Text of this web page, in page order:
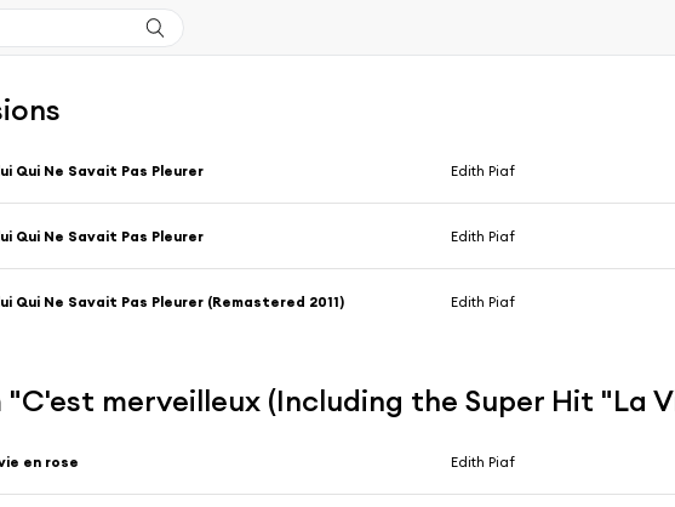
Qui Ne Savait Pas Pleurer Edith Piaf
Qui Ne Savait Pas Pleurer Edith Piaf
Qui Ne Savait Pas Pleurer (Remastered 2011) Edith Piaf
merveilleux (Including the Super Hit "La
en rose Edith Piaf